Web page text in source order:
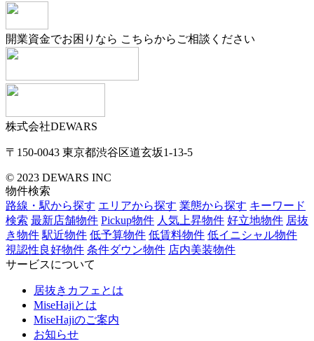
開業資金でお困りなら こちらからご相談ください
株式会社DEWARS
〒150-0043 東京都渋谷区道玄坂1-13-5
© 2023 DEWARS INC
物件検索
路線・駅から探す エリアから探す 業態から探す キーワード
検索 最新店舗物件 Pickup物件 人気上昇物件 好立地物件 居抜
き物件 駅近物件 低予算物件 低賃料物件 低イニシャル物件
視認性良好物件 条件ダウン物件 店内美装物件
サービスについて
居抜きカフェとは
MiseHajiとは
MiseHajiのご案内
お知らせ